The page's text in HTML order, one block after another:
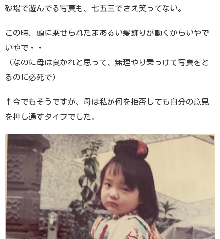
砂場で遊んでる写真も、七五三でさえ笑ってない。
この時、頭に乗せられたまあるい髪飾りが動くからいやで
いやで・・
（なのに母は良かれと思って、無理やり乗っけて写真をと
るのに必死で）
↑今でもそうですが、母は私が何を拒否しても自分の意見
を押し通すタイプでした。